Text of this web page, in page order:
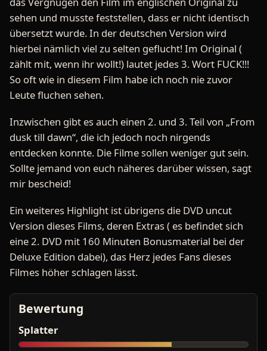
sehen und musste feststellen, dass er nicht identisch
übersetzt wurde. In der deutschen Version wird
hierbei nämlich viel zu selten geflucht! Im Original (
zählt mit, wenn ihr wollt!) lautet jedes 3. Wort FUCK!!!
So oft wie in diesem Film habe ich noch nie zuvor
Leute fluchen sehen.
Inzwischen gibt es auch einen 2. und 3. Teil von „From
dusk till dawn“, die ich jedoch noch nirgends
entdecken konnte. Die Filme sollen weniger gut sein.
Sollte jemand von euch näheres darüber wissen, sagt
mir bescheid!
Ein weiteres Highlight ist übrigens die DVD uncut
Version dieses Films, deren Extras ( es befindet sich
eine 2. DVD mit 160 Minuten Bonusmaterial bei der
Deluxe Edition dabei), das Herz jedes Fans dieses
Filmes höher schlagen lässt.
Bewertung
Splatter